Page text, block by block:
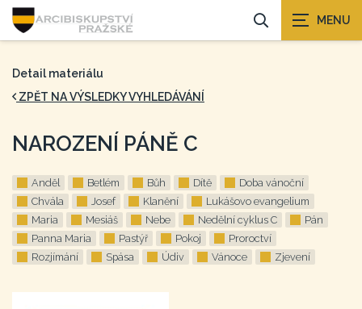
Detail materiálu
ZPĚT NA VÝSLEDKY VYHLEDÁVÁNÍ
NAROZENÍ PÁNĚ C
Anděl Betlém Bůh Dítě
Doba vánoční
Chvála
Josef Klanění
Lukášovo evangelium
Maria
Mesiáš Nebe Nedělní cyklus C
Pán
Panna Maria
Pastýř Pokoj
Proroctví
Rozjímání
Spása Údiv Vánoce Zjevení